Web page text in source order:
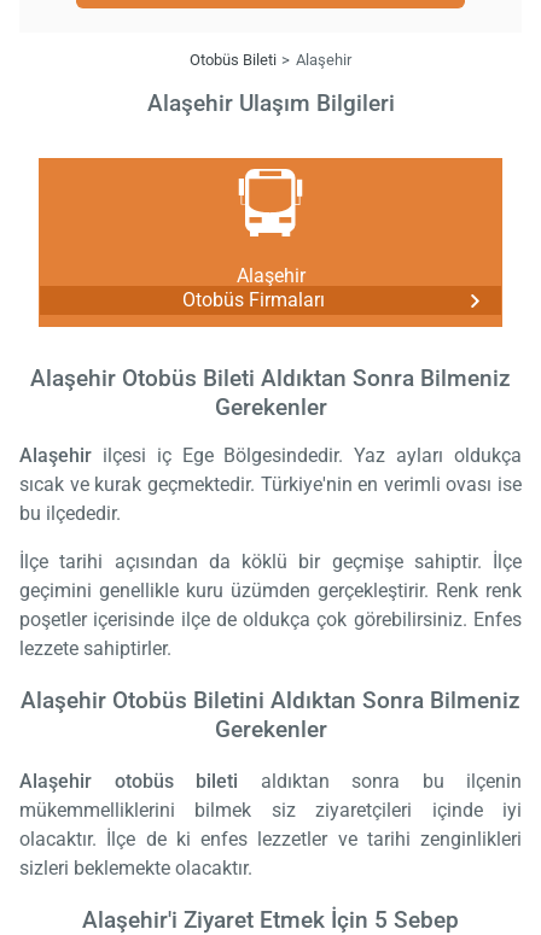
Otobüs Bileti Alaşehir
Alaşehir Ulaşım Bilgileri
Alaşehir
Otobüs Firmaları
Alaşehir Otobüs Bileti Aldıktan Sonra Bilmeniz
Gerekenler
Alaşehir ilçesi iç Ege Bölgesindedir. Yaz ayları oldukça
sıcak ve kurak geçmektedir. Türkiye'nin en verimli ovası ise
bu ilçededir.
İlçe tarihi açısından da köklü bir geçmişe sahiptir. İlçe
geçimini genellikle kuru üzümden gerçekleştirir. Renk renk
poşetler içerisinde ilçe de oldukça çok görebilirsiniz. Enfes
lezzete sahiptirler.
Alaşehir Otobüs Biletini Aldıktan Sonra Bilmeniz
Gerekenler
Alaşehir otobüs bileti aldıktan sonra bu ilçenin
mükemmelliklerini bilmek siz ziyaretçileri içinde iyi
olacaktır. İlçe de ki enfes lezzetler ve tarihi zenginlikleri
sizleri beklemekte olacaktır.
Alaşehir'i Ziyaret Etmek İçin 5 Sebep